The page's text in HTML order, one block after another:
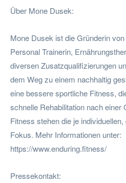
Über Mone Dusek:
Mone Dusek ist die Gründerin
Personal Trainerin,
diversen Zusatzqualifizierungen
dem Weg zu einem nachhaltig
eine bessere sportliche Fitness,
schnelle Rehabilitation nach einer
Fitness stehen die je
Fokus. Mehr Informationen unter:
https://www.enduring.fitness/
Pressekontakt: